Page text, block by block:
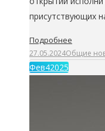
присутствующих
Подробнее
27.05.2024Общие
Фев42025